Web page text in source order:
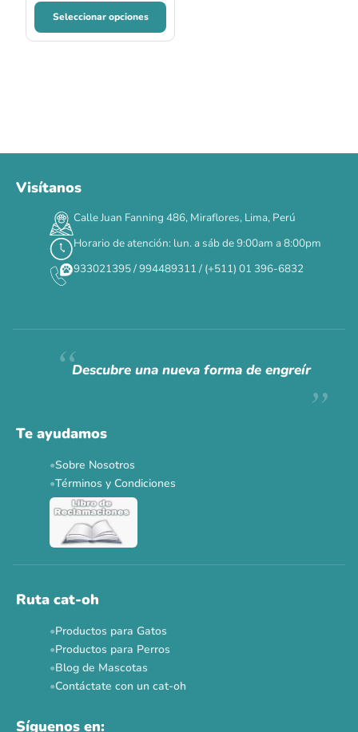
Seleccionar opciones
Visítanos
Calle Juan Fanning 486, Miraflores, Lima, Perú
Horario de atención: lun. a sáb de 9:00am a 8:00pm
933021395 / 994489311 / (+511) 01 396-6832
Descubre una nueva forma de engreír
Te ayudamos
Sobre Nosotros
Términos y Condiciones
Ruta cat-oh
Productos para Gatos
Productos para Perros
Blog de Mascotas
Contáctate con un cat-oh
Síguenos en: